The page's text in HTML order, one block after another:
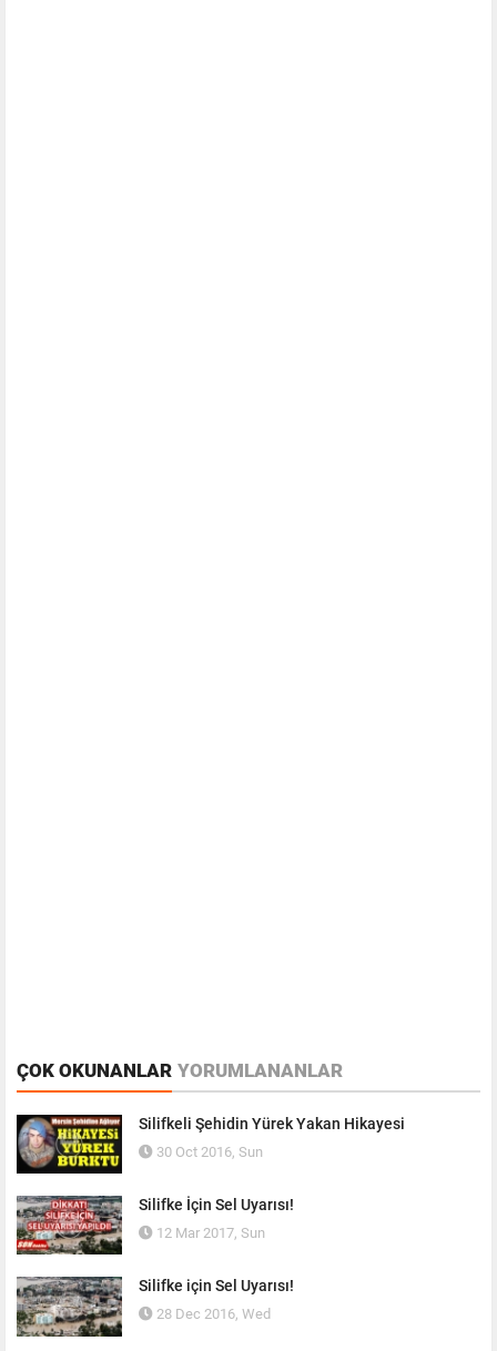
ÇOK OKUNANLAR YORUMLANANLAR
Silifkeli Şehidin Yürek Yakan Hikayesi
30 Oct 2016, Sun
Silifke İçin Sel Uyarısı!
12 Mar 2017, Sun
Silifke için Sel Uyarısı!
28 Dec 2016, Wed